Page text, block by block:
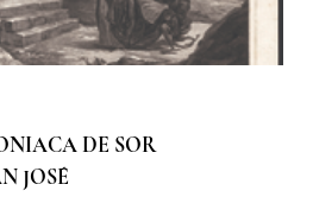
DE SOR
JOSÉ